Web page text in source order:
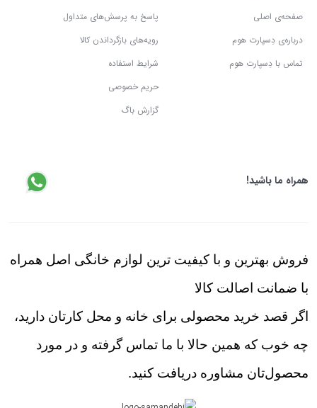
صفحه‌ی اصلی
درباره‌ی دِسپارت هوم
تماس با دِسپارت هوم
پاسخ به پرسش‌های متداول
رویه‌های بازگرداندن کالا
شرایط استفاده
حریم خصوصی
گزارش باگ
همراه ما باشید!
فروش بهترین و با کیفیت ترین لوازم خانگی اصل همراه
با ضمانت اصالت کالا
اگر قصد خرید محصولی برای خانه و محل کارتان دارید،
چه خوب که همین حالا با ما تماس گرفته و در مورد
محصول‌تان مشاوره دریافت کنید.